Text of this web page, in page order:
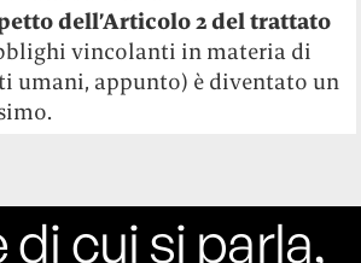
dell’Articolo 2 del trattato
vincolanti in materia di
umani, appunto) è diventato un
di cui si parla,